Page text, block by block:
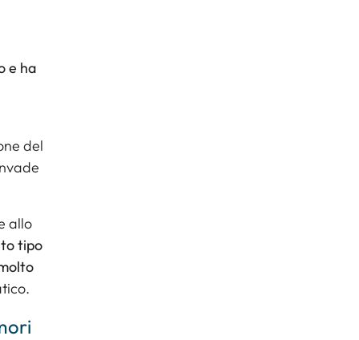
e ha
del
allo
tipo